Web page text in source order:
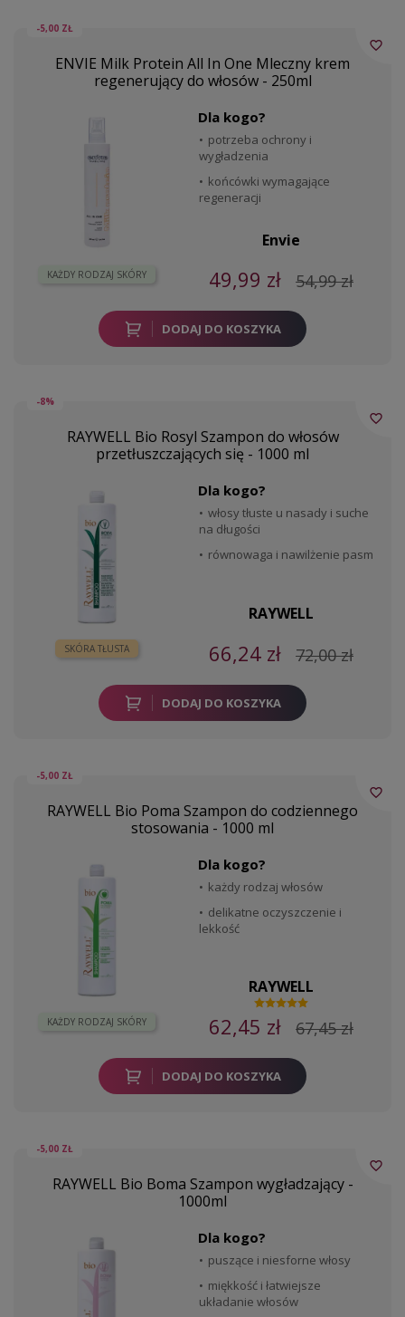
-5,00 ZŁ
ENVIE Milk Protein All In One Mleczny krem
regenerujący do włosów - 250ml
KAŻDY RODZAJ SKÓRY
Dla kogo?
potrzeba ochrony i
wygładzenia
końcówki wymagające
regeneracji
Envie
49,99 zł 54,99 zł
DODAJ DO KOSZYKA
favorite_border
-8%
RAYWELL Bio Rosyl Szampon do włosów
przetłuszczających się - 1000 ml
SKÓRA TŁUSTA
Dla kogo?
włosy tłuste u nasady i suche
na długości
równowaga i nawilżenie pasm
RAYWELL
66,24 zł 72,00 zł
DODAJ DO KOSZYKA
favorite_border
-5,00 ZŁ
RAYWELL Bio Poma Szampon do codziennego
stosowania - 1000 ml
KAŻDY RODZAJ SKÓRY
Dla kogo?
każdy rodzaj włosów
delikatne oczyszczenie i
lekkość
RAYWELL
62,45 zł 67,45 zł
DODAJ DO KOSZYKA
favorite_border
-5,00 ZŁ
RAYWELL Bio Boma Szampon wygładzający -
1000ml
Dla kogo?
puszące i niesforne włosy
miękkość i łatwiejsze
układanie włosów
favorite_border